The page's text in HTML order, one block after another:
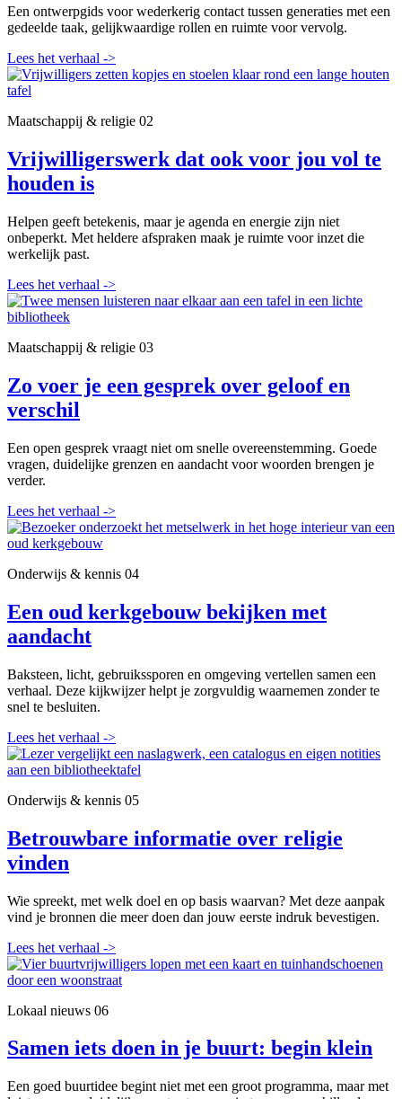
Een ontwerpgids voor wederkerig contact tussen generaties met een
gedeelde taak, gelijkwaardige rollen en ruimte voor vervolg.
Lees het verhaal ->
Maatschappij & religie 02
Vrijwilligerswerk dat ook voor jou vol te
houden is
Helpen geeft betekenis, maar je agenda en energie zijn niet
onbeperkt. Met heldere afspraken maak je ruimte voor inzet die
werkelijk past.
Lees het verhaal ->
Maatschappij & religie 03
Zo voer je een gesprek over geloof en
verschil
Een open gesprek vraagt niet om snelle overeenstemming. Goede
vragen, duidelijke grenzen en aandacht voor woorden brengen je
verder.
Lees het verhaal ->
Onderwijs & kennis 04
Een oud kerkgebouw bekijken met
aandacht
Baksteen, licht, gebruikssporen en omgeving vertellen samen een
verhaal. Deze kijkwijzer helpt je zorgvuldig waarnemen zonder te
snel te besluiten.
Lees het verhaal ->
Onderwijs & kennis 05
Betrouwbare informatie over religie
vinden
Wie spreekt, met welk doel en op basis waarvan? Met deze aanpak
vind je bronnen die meer doen dan jouw eerste indruk bevestigen.
Lees het verhaal ->
Lokaal nieuws 06
Samen iets doen in je buurt: begin klein
Een goed buurtidee begint niet met een groot programma, maar met